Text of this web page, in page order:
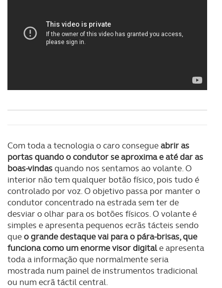
Com toda a tecnologia o caro consegueabrir as
portas quando o condutor se aproxima e até dar as
boas-vindasquando nos sentamos ao volante. O
interior não tem qualquer botão físico, pois tudo é
controlado por voz. O objetivo passa por manter o
condutor concentrado na estrada sem ter de
desviar o olhar para os botões físicos. O volante é
simples e apresenta pequenos ecrãs tácteis sendo
queo grande destaque vai para o pára-brisas, que
funciona como um enorme visor digitale apresenta
toda a informação que normalmente seria
mostrada num painel de instrumentos tradicional
ou num ecrã táctil central.